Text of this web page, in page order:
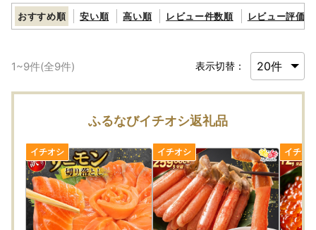
★返礼品について
・長期ご不在でお受取不可の期間がございましたら、必ず備
考欄に「不在:○○」とご記入ください。
・お申込内容の不備（住所誤り等）や、受取人様のご都合に
より返礼品がお届けできない場合、再送および寄附金の返金
・手配状況次第では返礼品送付先の変更ができない場合があ
ります。また転送する場合は転送料金(受取人着払い)が発生
します。
・「のし」可の返礼品を除き、のしの対応はできかねます。
・配送業者の指定はできかねます。また返礼品によって異な
ります。
・出荷日の事前案内は行っておりません。また、ご要望をい
おすすめ順 安い順 高い順 レビュー件数順 レビュー評価順
1~9件(全9件) 表示切替：
ふるなびイチオシ返礼品